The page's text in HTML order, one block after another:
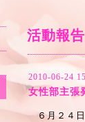
活動報告
2010-06-24
女性部主張
６月２４